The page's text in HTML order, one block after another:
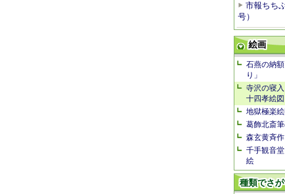
市報ちち
号）
絵画
石燕の納
り」
寺沢の寝
十四孝絵図
地獄極楽絵
葛飾北斎
森玄黄斉
千手観音
絵
種類でさ